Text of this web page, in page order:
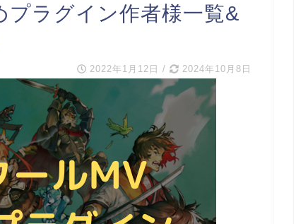
ラグイン作者様一覧&
2022年1月12日 / 2024年10月8日